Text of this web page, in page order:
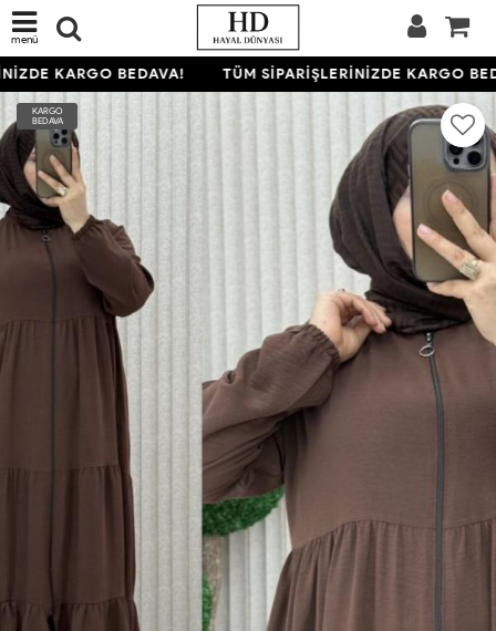
menü
KARGO BEDAVA! TÜM SİPARİŞLERİNİZDE KARGO
KARGO
BEDAVA